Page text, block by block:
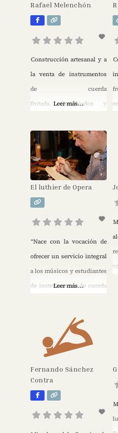
Rafael Melenchón
Construcción artesanal y a
la venta de instrumentos
de cuerda
frotada. Certificados y
Mantenimiento de
instrumentos propios, más
otros servicios diversos
vinculados a la
construcción.
Leer más...
El luthier de Opera
“Nace con la vocación de
ofrecer un servicio integral
a los músicos y estudiantes
de instrumentos de cuerda
arcos e instrumentos
barrocos. Nuestra principal
ocupación es la
construcción y reparación
de instrumentos modernos
violas, violonchelos,
Leer más...
Fernando Sánchez
Contra